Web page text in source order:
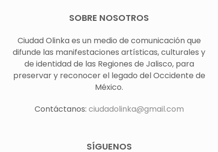
SOBRE NOSOTROS
Ciudad Olinka es un medio de comunicación que
difunde las manifestaciones artísticas, culturales y
de identidad de las Regiones de Jalisco, para
preservar y reconocer el legado del Occidente de
México.
Contáctanos: ciudadolinka@gmail.com
SÍGUENOS